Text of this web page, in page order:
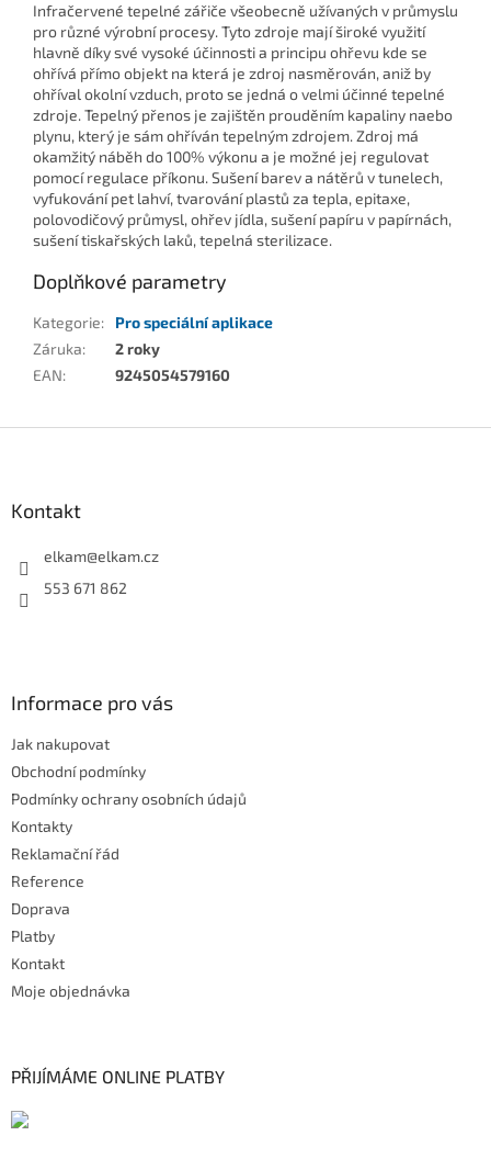
Infračervené tepelné zářiče všeobecně užívaných v průmyslu
pro různé výrobní procesy. Tyto zdroje mají široké využití
hlavně díky své vysoké účinnosti a principu ohřevu kde se
ohřívá přímo objekt na která je zdroj nasměrován, aniž by
ohříval okolní vzduch, proto se jedná o velmi účinné tepelné
zdroje. Tepelný přenos je zajištěn prouděním kapaliny naebo
plynu, který je sám ohříván tepelným zdrojem. Zdroj má
okamžitý náběh do 100% výkonu a je možné jej regulovat
pomocí regulace příkonu. Sušení barev a nátěrů v tunelech,
vyfukování pet lahví, tvarování plastů za tepla, epitaxe,
polovodičový průmysl, ohřev jídla, sušení papíru v papírnách,
sušení tiskařských laků, tepelná sterilizace.
Doplňkové parametry
Kategorie:
Pro speciální aplikace
Záruka:
2 roky
EAN: 9245054579160
Kontakt
elkam@elkam.cz
553 671 862
Informace pro vás
Jak nakupovat
Obchodní podmínky
Podmínky ochrany osobních údajů
Kontakty
Reklamační řád
Reference
Doprava
Platby
Kontakt
Moje objednávka
PŘIJÍMÁME ONLINE PLATBY